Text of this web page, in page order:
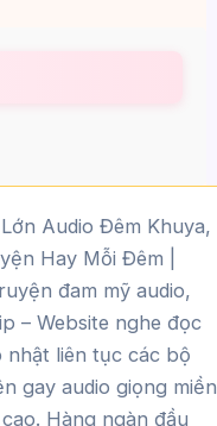
Audio Đêm Khuya,
Hay Mỗi Đêm |
đam mỹ audio,
– Website nghe đọc
nhật liên tục các bộ
gay audio giọng miền
Hàng ngàn đầu